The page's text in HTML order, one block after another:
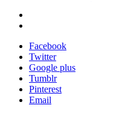
Facebook
Twitter
Google plus
Tumblr
Pinterest
Email